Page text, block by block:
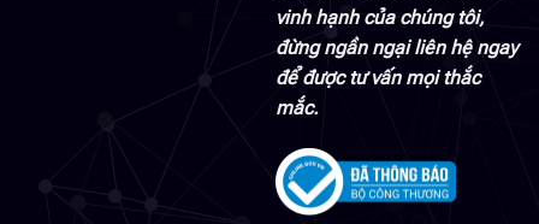
vinh hạnh của chúng tôi,
đừng ngần ngại liên hệ ngay
để được tư vấn mọi thắc
mắc.